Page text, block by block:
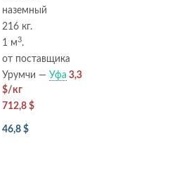
наземный
216 кг.
1 м3.
от поставщика
Урумчи — Уфа 3,3
$/кг
712,8 $
46,8 $